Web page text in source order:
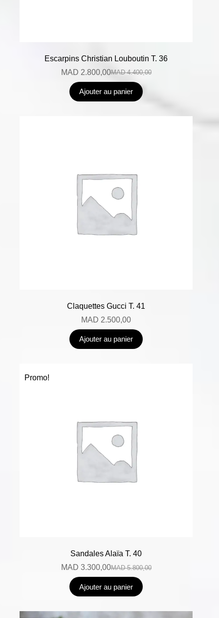
Escarpins Christian Louboutin T. 36
MAD4.400,00
MAD 2.800,00
Ajouter au panier
Claquettes Gucci T. 41
MAD 2.500,00
Ajouter au panier
Promo!
Sandales Alaïa T. 40
MAD5.800,00
MAD 3.300,00
Ajouter au panier